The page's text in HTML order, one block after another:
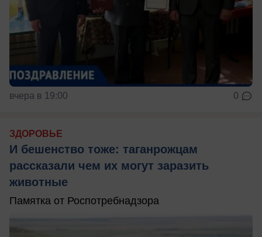
вчера в 19:00 0
ЗДОРОВЬЕ
И бешенство тоже: таганрожцам
рассказали чем их могут заразить
животные
Памятка от Роспотребнадзора